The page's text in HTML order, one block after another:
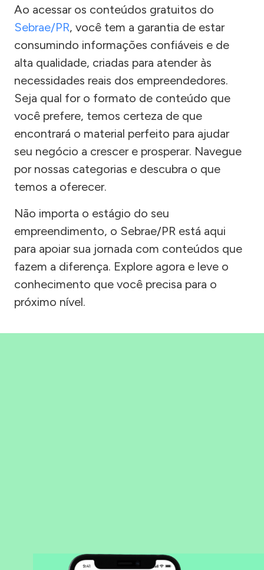
Ao acessar os conteúdos gratuitos do
Sebrae/PR, você tem a garantia de estar
consumindo informações confiáveis e de
alta qualidade, criadas para atender às
necessidades reais dos empreendedores.
Seja qual for o formato de conteúdo que
você prefere, temos certeza de que
encontrará o material perfeito para ajudar
seu negócio a crescer e prosperar. Navegue
por nossas categorias e descubra o que
temos a oferecer.
Não importa o estágio do seu
empreendimento, o Sebrae/PR está aqui
para apoiar sua jornada com conteúdos que
fazem a diferença. Explore agora e leve o
conhecimento que você precisa para o
próximo nível.